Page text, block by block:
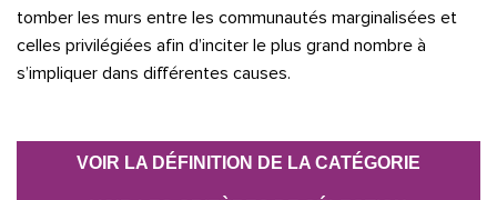
tomber les murs entre les communautés marginalisées et
celles privilégiées afin d’inciter le plus grand nombre à
s’impliquer dans différentes causes.
VOIR LA DÉFINITION DE LA CATÉGORIE